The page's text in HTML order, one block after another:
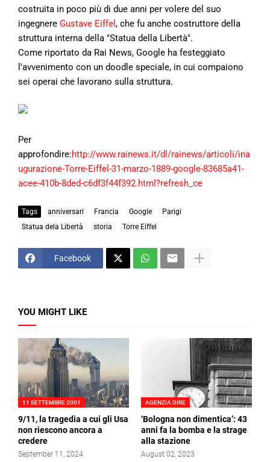
costruita in poco più di due anni per volere del suo
ingegnere Gustave Eiffel , che fu anche costruttore della
struttura interna della "Statua della Libertà".
Come riportato da Rai News, Google ha festeggiato
l'avvenimento con un doodle speciale, in cui compaiono
sei operai che lavorano sulla struttura.
Per
approfondire:http://www.rainews.it/dl/rainews/articoli/ina
ugurazione-Torre-Eiffel-31-marzo-1889-google-83685a41-
acee-410b-8ded-c6df3f44f392.html?refresh_ce
Tags anniversari Francia Google
Parigi
Statua dela Libertà
storia Torre Eiffel
Facebook
YOU MIGHT LIKE
11 SETTEMBRE 2001
9/11, la tragedia a cui gli Usa
non riescono ancora a
credere
September 11, 2024
AGENZIA DIRE
‘Bologna non dimentica’: 43
anni fa la bomba e la strage
alla stazione
August 02, 2023